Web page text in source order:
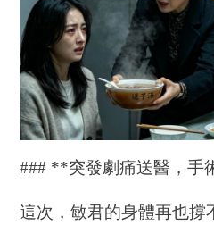
### **突發劇痛送醫，手
這次，敏君的身體再也撐